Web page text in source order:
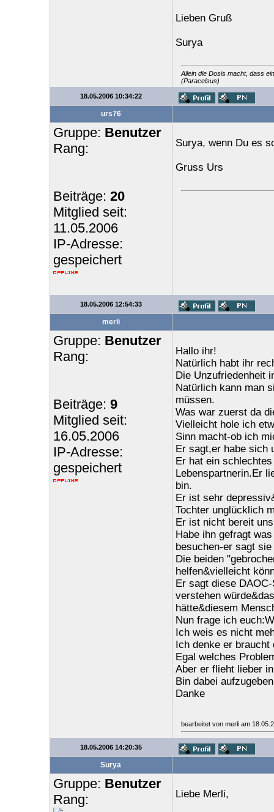
Lieben Gruß
Surya
Allein die Dosis macht, dass
(Paracelsus)
18.05.2006 10:34:22
urs76
Gruppe: Benutzer
Rang:
Beiträge: 20
Mitglied seit:
11.05.2006
IP-Adresse:
gespeichert
Surya, wenn Du es
Gruss Urs
18.05.2006 12:54:33
merli
Gruppe: Benutzer
Rang:
Beiträge: 9
Mitglied seit:
16.05.2006
IP-Adresse:
gespeichert
Hallo ihr!
Natürlich habt ihr
Die Unzufriedenheit
Natürlich kann man
müssen.
Was war zuerst da
Vielleicht hole ich
Sinn macht-ob ich
Er sagt,er habe sich
Er hat ein
Lebenspartnerin.Er
bin.
Er ist sehr
Tochter unglücklich
Er ist nicht bereit
Habe ihn gefragt
besuchen-er sagt
Die beiden
helfen&vielleicht
Er sagt diese
verstehen
hätte&diesem
Nun frage ich
Ich weis es nicht
Ich denke er braucht
Egal welches
Aber er flieht lieber
Bin dabei
Danke
bearbeitet von merli am
18.05.2006 14:20:35
Surya
Gruppe: Benutzer
Rang:
Liebe Merli,